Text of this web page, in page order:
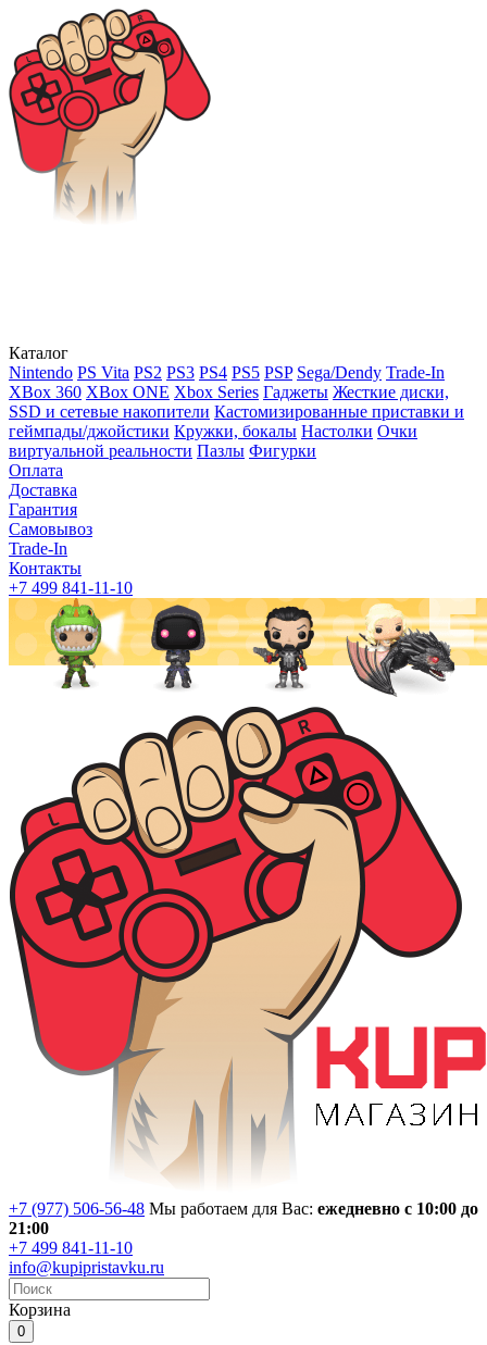
Каталог
Nintendo PS Vita PS2 PS3 PS4 PS5 PSP Sega/Dendy Trade-In
XBox 360 XBox ONE Xbox Series Гаджеты Жесткие диски,
SSD и сетевые накопители Кастомизированные приставки и
геймпады/джойстики Кружки, бокалы Настолки Очки
виртуальной реальности Пазлы Фигурки
Оплата
Доставка
Гарантия
Самовывоз
Trade-In
Контакты
+7 499 841-11-10
+7 (977) 506-56-48 Мы работаем для Вас: ежедневно с 10:00 до
21:00
+7 499 841-11-10
info@kupipristavku.ru
Корзина
0